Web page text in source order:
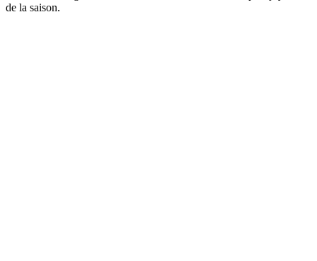
de la saison.